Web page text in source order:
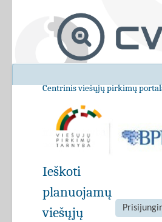
Centrinis viešųjų pirkimų
Ieškoti
planuojamų
viešųjų